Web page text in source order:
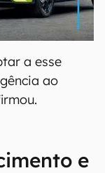
a esse
ao
e